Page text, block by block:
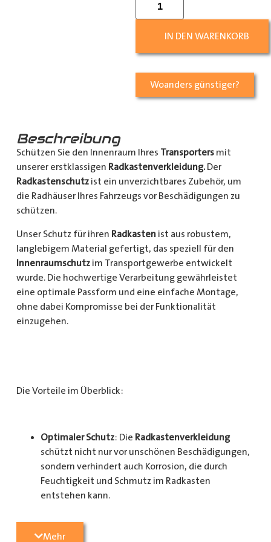
IN DEN WARENKORB
Woanders günstiger?
Beschreibung
Schützen Sie den Innenraum Ihres Transportersmit
unserer erstklassigen Radkastenverkleidung.Der
Radkastenschutzist ein unverzichtbares Zubehör, um
die Radhäuser Ihres Fahrzeugs vor Beschädigungen zu
schützen.
Unser Schutz für ihren Radkastenist aus robustem,
langlebigem Material gefertigt, das speziell für den
Innenraumschutzim Transportgewerbe entwickelt
wurde. Die hochwertige Verarbeitung gewährleistet
eine optimale Passform und eine einfache Montage,
ohne dabei Kompromisse bei der Funktionalität
einzugehen.
Die Vorteile im Überblick:
Optimaler Schutz: Die Radkastenverkleidung
schützt nicht nur vor unschönen Beschädigungen,
sondern verhindert auch Korrosion, die durch
Feuchtigkeit und Schmutz im Radkasten
entstehen kann.
Langlebigkeit
Mehr